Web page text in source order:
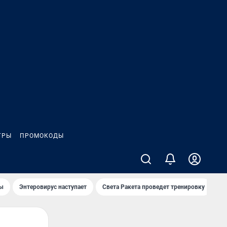
ПРОМОКОДЫ
Энтеровирус наступает Света Ракета проведет тренировку